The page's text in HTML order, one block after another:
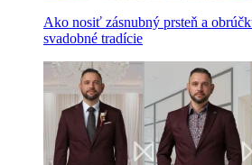
Ako nosiť zásnubný prsteň a
svadobné tradície